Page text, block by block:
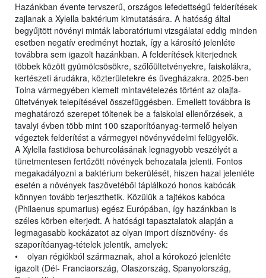
Hazánkban évente tervszerű, országos lefedettségű felderítések
zajlanak a Xylella baktérium kimutatására. A hatóság által
begyűjtött növényi minták laboratóriumi vizsgálatai eddig minden
esetben negatív eredményt hoztak, így a károsító jelenléte
továbbra sem igazolt hazánkban. A felderítések kiterjednek
többek között gyümölcsösökre, szőlőültetvényekre, faiskolákra,
kertészeti árudákra, közterületekre és üvegházakra. 2025-ben
Tolna vármegyében kiemelt mintavételezés történt az olajfa-
ültetvények telepítésével összefüggésben. Emellett továbbra is
meghatározó szerepet töltenek be a faiskolai ellenőrzések, a
tavalyi évben több mint 100 szaporítóanyag-termelő helyen
végeztek felderítést a vármegyei növényvédelmi felügyelők.
A Xylella fastidiosa behurcolásának legnagyobb veszélyét a
tünetmentesen fertőzött növények behozatala jelenti. Fontos
megakadályozni a baktérium bekerülését, hiszen hazai jelenléte
esetén a növények faszövetéből táplálkozó honos kabócák
könnyen tovább terjeszthetik. Közülük a tajtékos kabóca
(Philaenus spumarius) egész Európában, így hazánkban is
széles körben elterjedt. A hatósági tapasztalatok alapján a
legmagasabb kockázatot az olyan import dísznövény- és
szaporítóanyag-tételek jelentik, amelyek:
• olyan régiókból származnak, ahol a kórokozó jelenléte
igazolt (Dél- Franciaország, Olaszország, Spanyolország,